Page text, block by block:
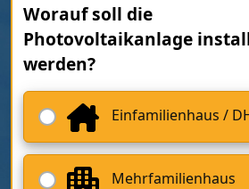
Worauf soll die
Photovoltaikanlage
werden?
Einfamilienhaus /
Mehrfamilienhaus